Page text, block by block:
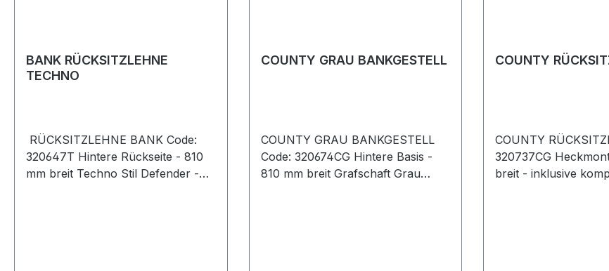
BANK RÜCKSITZLEHNE
TECHNO
RÜCKSITZLEHNE BANK Code:
320647T Hintere Rückseite - 810
mm breit Techno Stil Defender -
COUNTY GRAU BANKGESTELL
COUNTY GRAU BANKGESTELL
Code: 320674CG Hintere Basis -
810 mm breit Grafschaft Grau
COUNTY
COUNTY
320737CG
breit - inklusive